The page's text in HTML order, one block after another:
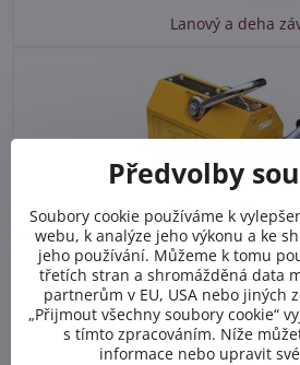
Lanový a deha
Břemenové
Předvolby
Soubory cookie používáme k
webu, k analýze jeho výkonu a ke
jeho používání. Můžeme k tomu
třetích stran a shromážděná data
partnerům v EU, USA nebo jiných
„Přijmout všechny soubory cookie“
s tímto zpracováním. Níže
informace nebo upravit